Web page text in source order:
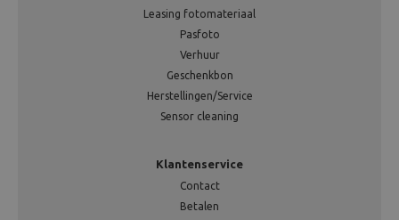
Leasing fotomateriaal
Pasfoto
Verhuur
Geschenkbon
Herstellingen/Service
Sensor cleaning
Klantenservice
Contact
Betalen